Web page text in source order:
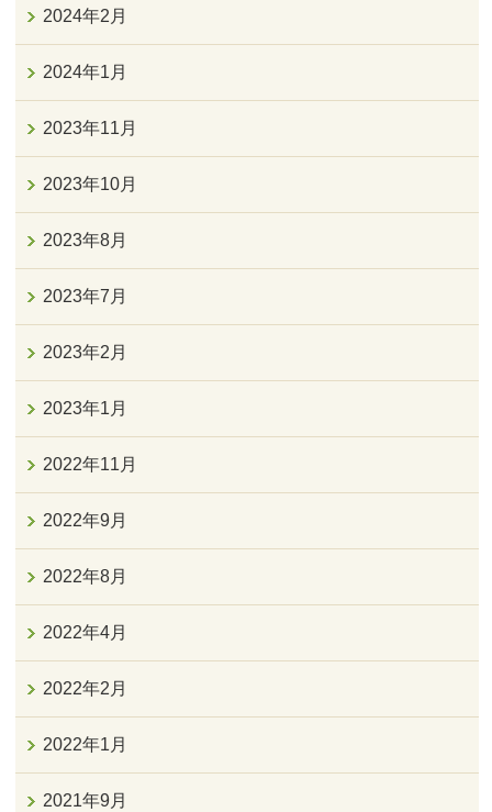
2024年2月
2024年1月
2023年11月
2023年10月
2023年8月
2023年7月
2023年2月
2023年1月
2022年11月
2022年9月
2022年8月
2022年4月
2022年2月
2022年1月
2021年9月